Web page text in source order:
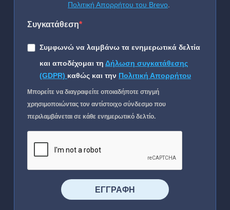
Πολιτική Απορρήτου του Brevo
Συγκατάθεση
Συμφωνώ να λαμβάνω τα ενημερωτικά δελτία
και αποδέχομαι τη Δήλωση συγκατάθεσης
(GDPR) καθώς και την Πολιτική Απορρήτου
Μπορείτε να διαγραφείτε οποιαδήποτε στιγμή
χρησιμοποιώντας τον αντίστοιχο σύνδεσμο που
περιλαμβάνεται σε κάθε ενημερωτικό δελτίο.
⠀⠀⠀⠀ΕΓΓΡΑΦΗ⠀⠀⠀⠀